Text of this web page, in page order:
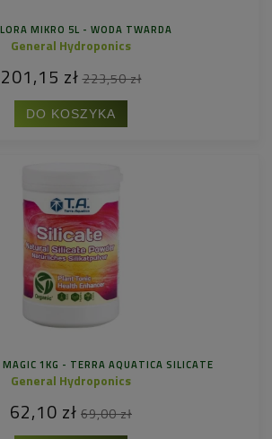
MIKRO 5L - WODA TWARDA
General Hydroponics
201,15 zł 223,50 zł
DO KOSZYKA
1KG - TERRA AQUATICA SILICATE
General Hydroponics
62,10 zł 69,00 zł